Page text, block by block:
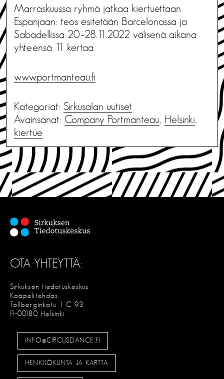
Marraskuussa ryhmä jatkaa kiertuettaan
Espanjaan: teos esitetään Barcelonassa ja
Sabadellissa 20.–28.11.2022 välisenä aikana
yhteensä 11 kertaa.
www.portmanteau.fi
Kategoriat: Sirkusalan uutiset
Avainsanat: Company Portmanteau, Helsinki,
kiertue
OTA YHTEYTTÄ:
Sirkuksen tiedotuskeskus
Kaapelitehdas
Tallberginkatu 1 C 93
FI-00180 Helsinki
INFO@CIRCUSDANCE.FI
HENKILÖKUNTA JA KARTTA